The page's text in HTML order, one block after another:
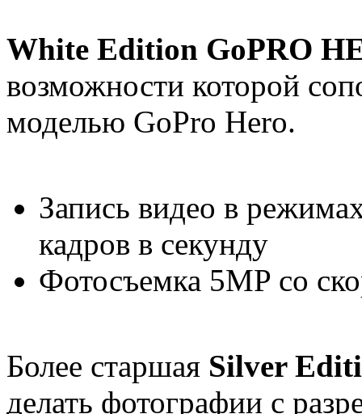
White Edition GoPRO
возможности которой
моделью GoPro Hero.
Запись видео в
кадров в секунду
Фотосъемка 5MP со
Более старшая Silver
делать фотографии с